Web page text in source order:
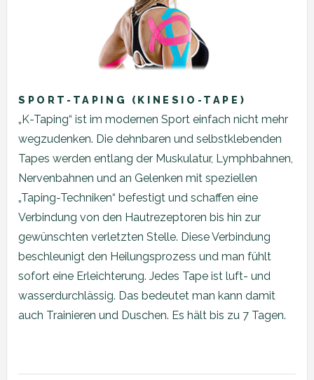
SPORT-TAPING (KINESIO-TAPE)
„K-Taping“ ist im modernen Sport einfach nicht mehr
wegzudenken. Die dehnbaren und selbstklebenden
Tapes werden entlang der Muskulatur, Lymphbahnen,
Nervenbahnen und an Gelenken mit speziellen
„Taping-Techniken“ befestigt und schaffen eine
Verbindung von den Hautrezeptoren bis hin zur
gewünschten verletzten Stelle. Diese Verbindung
beschleunigt den Heilungsprozess und man fühlt
sofort eine Erleichterung. Jedes Tape ist luft- und
wasserdurchlässig. Das bedeutet man kann damit
auch Trainieren und Duschen. Es hält bis zu 7 Tagen.